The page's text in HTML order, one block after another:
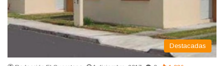
Destacadas